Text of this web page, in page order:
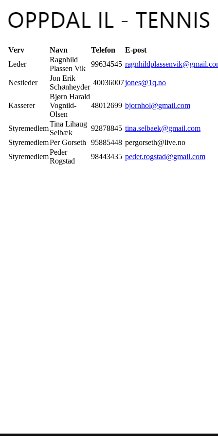
Verv Navn Telefon
E-post
Leder
Ragnhild
Plassen Vik
99634545
Nestleder
Jon Erik
Schønheyder
40036007jones@1q.no
Kasserer
Bjørn Harald
Vognild-
Olsen
48012699 bjornhol@gmail.com
Styremedlem
Tina Lihaug
Selbæk
92878845 tina.selbaek@gmail.com
StyremedlemPer Gorseth 95885448 pergorseth@live.no
Styremedlem
Peder
Rogstad
98443435 peder.rogstad@gmail.com